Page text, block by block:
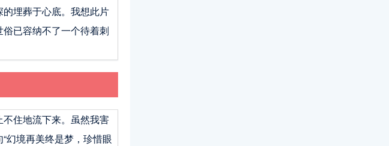
埋葬于心底。我想此片
已容纳不了一个待着刺
住地流下来。虽然我害
幻境再美终是梦，珍惜眼